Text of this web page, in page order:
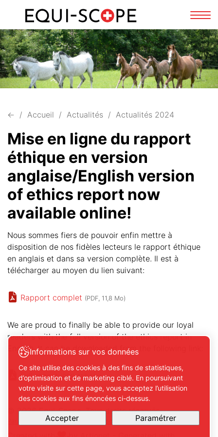
DE
la
← Accueil Actualités Actualités 2024
Mise en ligne du rapport
éthique en version
anglaise/English version
of ethics report now
available online!
Nous sommes fiers de pouvoir enfin mettre à
disposition de nos fidèles lecteurs le rapport éthique
en anglais et dans sa version complète. Il est à
télécharger au moyen du lien suivant:
Rapport complet (PDF, 11,8 Mo)
We are proud to finally be able to provide our loyal
readers with the full version of the ethics report in
English. It can be downloaded from the following link:
Full report(PDF, 11,8 Mo)
© 2026 Equi-Scope. Tous droits réservés
Paramétrer mes préférences de cookies
Informations sur vos données
Ce site utilise des cookies à des fins de statistiques,
d’optimisation et de marketing ciblé. En poursuivant
votre visite sur cette page, vous acceptez l’utilisation
des cookies aux fins énoncées ci-dessus.
Accepter
Paramétrer